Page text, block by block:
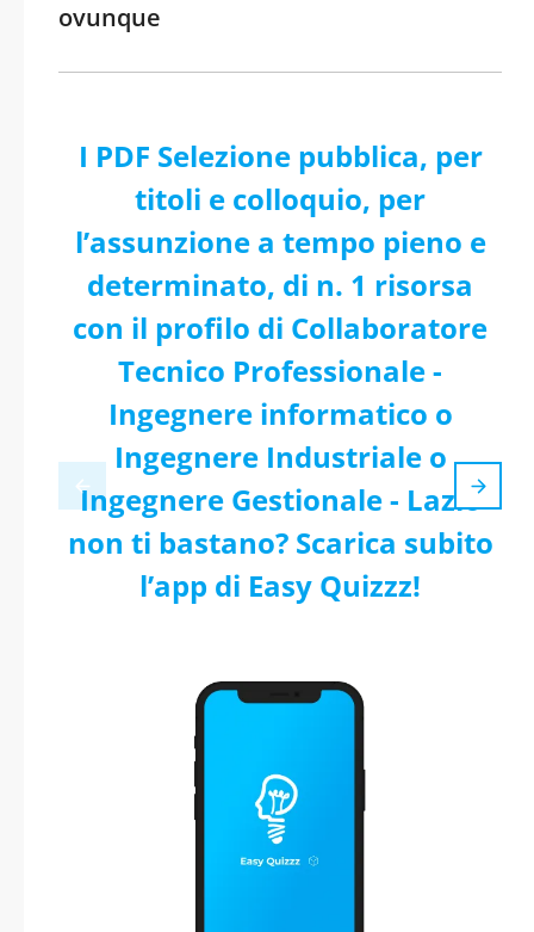
ovunque
I PDF Selezione pubblica, per
titoli e colloquio, per
l’assunzione a tempo pieno e
determinato, di n. 1 risorsa
con il profilo di Collaboratore
Tecnico Professionale -
Ingegnere informatico o
Ingegnere Industriale o
Ingegnere Gestionale - Lazio
non ti bastano? Scarica subito
l’app di Easy Quizzz!